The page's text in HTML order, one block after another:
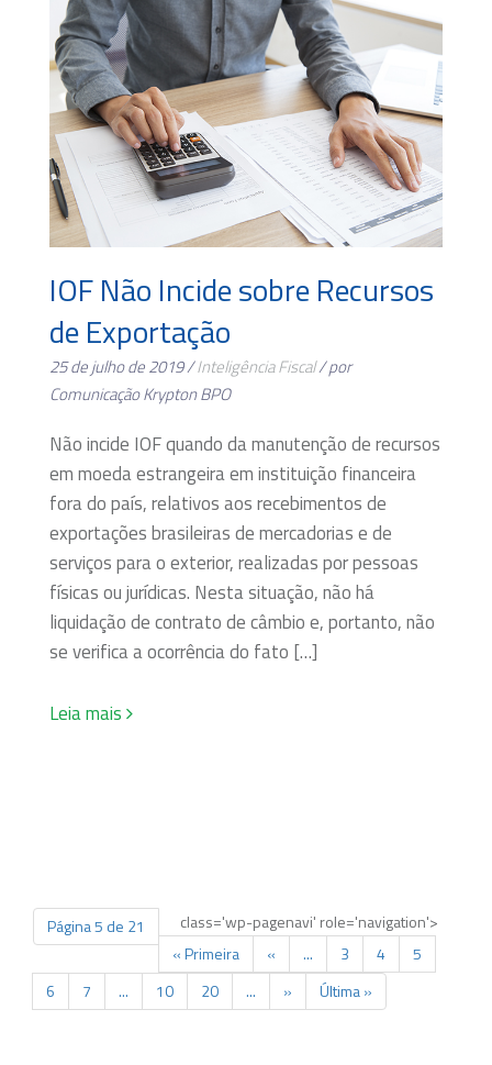
IOF Não Incide sobre Recursos
de Exportação
25 de julho de 2019 /Inteligência Fiscal/ por
Comunicação Krypton BPO
Não incide IOF quando da manutenção de recursos
em moeda estrangeira em instituição financeira
fora do país, relativos aos recebimentos de
exportações brasileiras de mercadorias e de
serviços para o exterior, realizadas por pessoas
físicas ou jurídicas. Nesta situação, não há
liquidação de contrato de câmbio e, portanto, não
se verifica a ocorrência do fato […]
Leia mais
class='wp-pagenavi' role='navigation'>
Página 5 de 21
« Primeira
« ... 3 4
5
6
7 ... 10 20 ... » Última »